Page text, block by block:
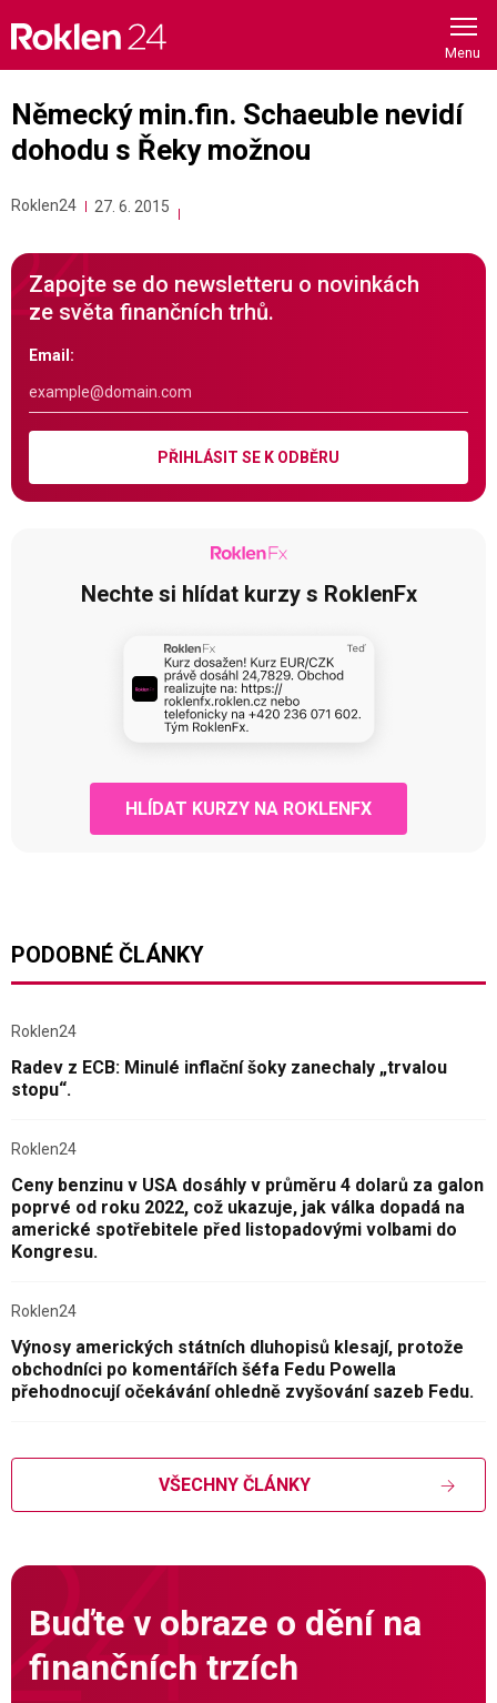
content
Německý min.fin. Schaeuble nevidí
dohodu s Řeky možnou
Roklen24 27. 6. 2015
Zapojte se do newsletteru o novinkách
ze světa finančních trhů.
Email:
PŘIHLÁSIT SE K ODBĚRU
Nechte si hlídat kurzy s RoklenFx
HLÍDAT KURZY NA ROKLENFX
PODOBNÉ ČLÁNKY
Roklen24
Radev z ECB: Minulé inflační šoky zanechaly „trvalou
stopu“.
Roklen24
Ceny benzinu v USA dosáhly v průměru 4 dolarů za galon
poprvé od roku 2022, což ukazuje, jak válka dopadá na
americké spotřebitele před listopadovými volbami do
Kongresu.
Roklen24
Výnosy amerických státních dluhopisů klesají, protože
obchodníci po komentářích šéfa Fedu Powella
přehodnocují očekávání ohledně zvyšování sazeb Fedu.
VŠECHNY ČLÁNKY
Buďte v obraze o dění na
finančních trzích